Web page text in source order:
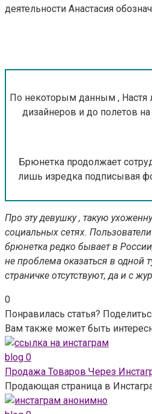
деятельности Анастасия
По некоторым данным , Настя
дизайнеров и до полетов
Брюнетка продолжает
лишь изредка подписывая
Про эту девушку , такую
социальных сетях.
брюнетка редко бывает в
не проблема оказаться в одной
страничке отсутствуют, да и с
0
Понравилась статья?
Вам также может быть
blog 0
Продажа Товаров Через
Продающая страница в